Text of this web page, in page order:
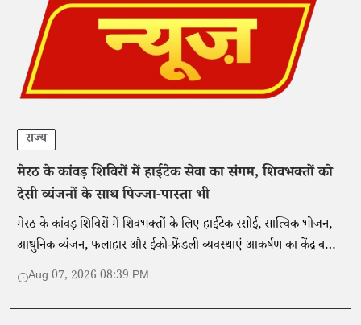
राज्य
मेरठ के कांवड़ शिविरों में हाईटेक सेवा का संगम, शिवभक्तों को
देसी व्यंजनों के साथ पिज्जा-पास्ता भी
मेरठ के कांवड़ शिविरों में शिवभक्तों के लिए हाईटेक रसोई, सात्विक भोजन,
आधुनिक व्यंजन, फलाहार और ईको-फ्रेंडली व्यवस्थाएं आकर्षण का केंद्र बनी
हैं। प्रशासन गुणवत्ता और स्वच्छता की निगरानी कर रहा है।
Aug 07, 2026 08:39 PM